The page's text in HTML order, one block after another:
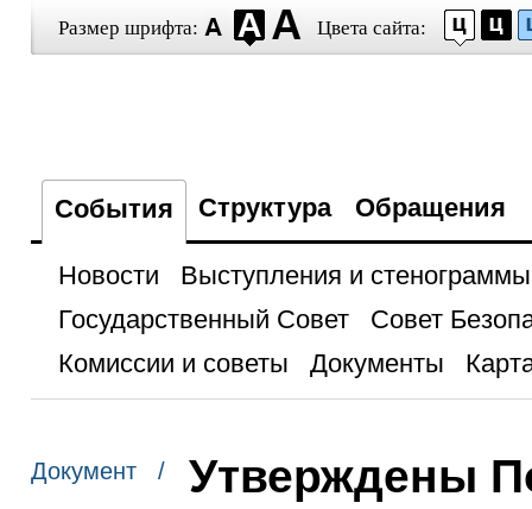
Размер шрифта: Цвета сайта:
События Структура Обращения
Новости
Выступления и стенограммы
Государственный Совет
Совет
Комиссии и советы
Документы
Документ /
Утверждены